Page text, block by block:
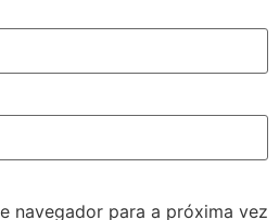
navegador para a próxima vez